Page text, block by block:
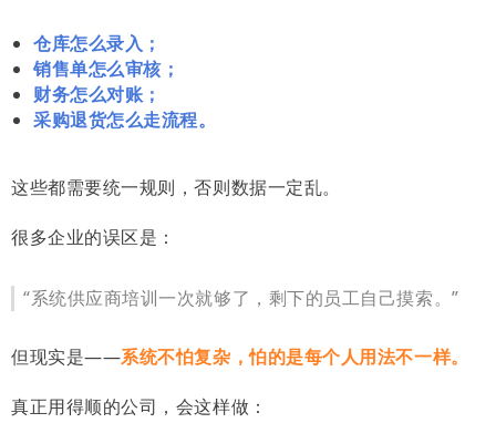
仓库怎么录入；
销售单怎么审核；
财务怎么对账；
采购退货怎么走流程。
这些都需要统一规则，否则数据一定乱。
很多企业的误区是：
“系统供应商培训一次就够了，剩下的员工自己摸索。”
但现实是——系统不怕复杂，怕的是每个人用法不一样。
真正用得顺的公司，会这样做：